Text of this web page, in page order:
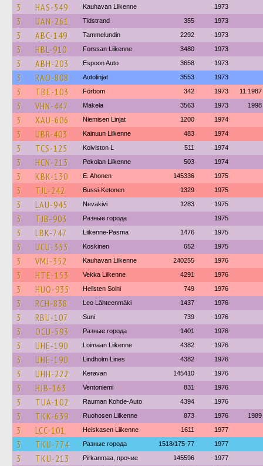
3 HAS-549 Kauhavan Liikenne 1973
3 UAN-261 Tidstrand 355 1973
3 ABC-149 Tammelundin 2292 1973
3 HBL-910 Forssan Liikenne 3480 1973
3 ABH-203 Espoon Auto 3658 1973
3 RAO-808 Autolinjat 3553 1973
3 TBE-103 Förbom 342 1973 11.1987
3 VHN-447 Mäkela 3563 1973 1998
3 XAU-606 Niemisen Linjat 1200 1974
3 UBR-403 Kainuun Liikenne 483 1974
3 TCS-125 Koiviston L 511 1974
3 HCN-213 Pekolan Liikenne 503 1974
3 KBK-130 E. Ahonen 145336 1975
3 TJL-242 Bussi-Ketonen 1329 1975
3 LAU-945 Nevakivi 1283 1975
3 TJB-903 Разные города 1975
3 LBK-747 Liikenne-Pasma 1476 1975
3 UCU-353 Koskinen 652 1975
3 VMJ-352 Kauhavan Liikenne 240255 1976
3 HTE-153 Vekka Liikenne 4291 1976
3 HUO-935 Hellsten Soini 749 1976
3 RCH-838 Leo Lähteenmäki 1437 1976
3 RBU-107 Suni 739 1976
3 OCU-593 Разные города 1401 1976
3 UHE-190 Loimaan Liikenne 4382 1976
3 UHE-190 Lindholm Lines 4382 1976
3 UHH-222 Keravan 145410 1976
3 HJB-163 Ventoniemi 831 1976
3 TUA-102 Rauman Kohde-Auto 4394 1976
3 TKK-639 Ruohosen Liikenne 873 1976 1989
3 LCC-101 Heiskasen Liikenne 1611 1977
3 TKU-774 Разные города 1518/175-77 1977
3 TKU-213 Pirkanmaa, прочие 145596 1977